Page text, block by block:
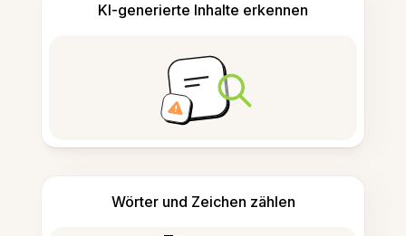
KI-generierte Inhalte erkennen
Wörter und Zeichen zählen